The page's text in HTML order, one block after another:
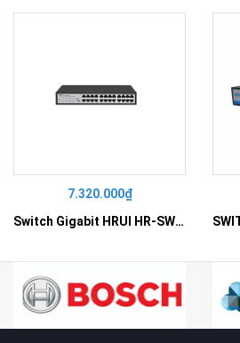
7.320.000₫
Switch Gigabit HRUI HR-SWG10240D